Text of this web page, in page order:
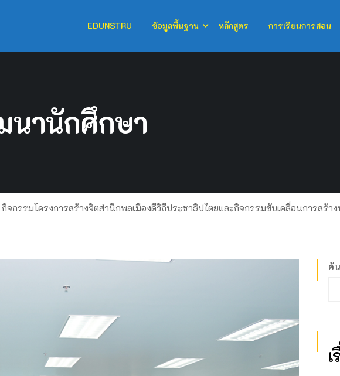
EDUNSTRU ข้อมูลพื้นฐาน หลักสูตร การเรียนการสอน
านักศึกษา
กิจกรรมโครงการสร้างจิตสำนึกพลเมืองดีวิถีประชาธิปไตยและกิจกรรมขับเคลื่อนการสร้
ค้